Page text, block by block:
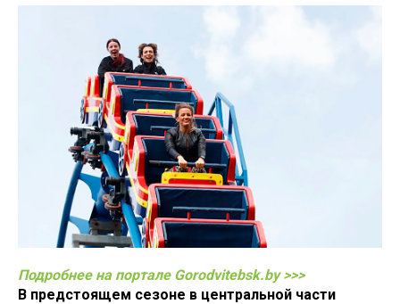
Подробнее на портале Gorodvitebsk.by >>>
В предстоящем сезоне в центральной части